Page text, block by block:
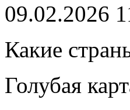
09.02.2026
Какие
Голубая